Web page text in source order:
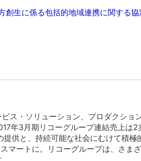
創生に係る包括的地域連携に関する
ス・ソリューション、プロダクショ
年3月期リコーグループ連結売上は2
供と、持続可能な社会にむけて積極
マートに。リコーグループは、さま